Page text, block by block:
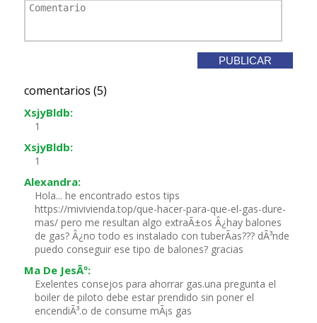
comentarios (5)
XsjyBldb:
1
XsjyBldb:
1
Alexandra:
Hola... he encontrado estos tips
https://mivivienda.top/que-hacer-para-que-el-gas-dure-
mas/ pero me resultan algo extraÃ±os Â¿hay balones
de gas? Â¿no todo es instalado con tuberÃ­as??? dÃ³nde
puedo conseguir ese tipo de balones? gracias
Ma De JesÃº:
Exelentes consejos para ahorrar gas.una pregunta el
boiler de piloto debe estar prendido sin poner el
encendiÃ³.o de consume mÃ¡s gas